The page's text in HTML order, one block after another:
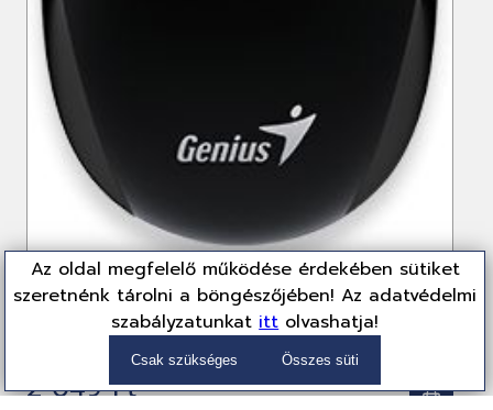
Az oldal megfelelő működése érdekében sütiket
szeretnénk tárolni a böngészőjében! Az adatvédelmi
szabályzatunkatittolvashatja!
Csak szükséges Összes süti
Genius DX-101 Black
31010026401
2 049 Ft